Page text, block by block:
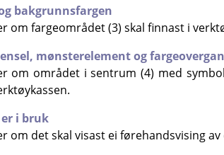
bakgrunnsfargen
om fargeområdet (3) skal finnast i
mønsterelement og
om området i sentrum (4) med
i bruk
om det skal visast ei førehandsvising